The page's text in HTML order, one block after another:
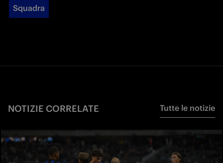
Squadra
NOTIZIE CORRELATE Tutte le notizie